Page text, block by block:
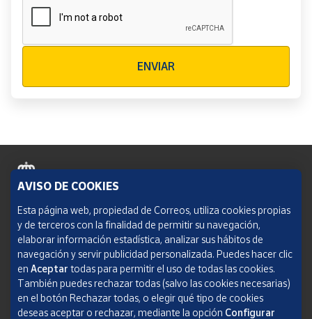
ENVIAR
Política de cookies
Aviso legal
Condiciones del servicio
Política de Privacidad Web
AVISO DE COOKIES
Esta página web, propiedad de Correos, utiliza cookies propias
y de terceros con la finalidad de permitir su navegación,
elaborar información estadística, analizar sus hábitos de
navegación y servir publicidad personalizada. Puedes hacer clic
en Aceptar todas para permitir el uso de todas las cookies.
También puedes rechazar todas (salvo las cookies necesarias)
en el botón Rechazar todas, o elegir qué tipo de cookies
deseas aceptar o rechazar, mediante la opción Configurar